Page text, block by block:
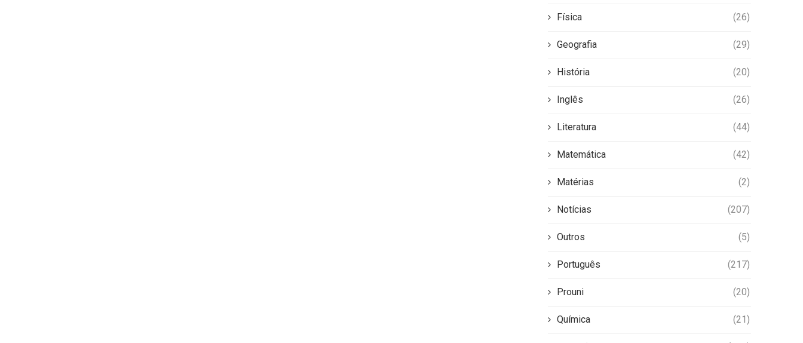
Física (26)
Geografia (29)
História (20)
Inglês (26)
Literatura (44)
Matemática (42)
Matérias (2)
Notícias (207)
Outros (5)
Português (217)
Prouni (20)
Química (21)